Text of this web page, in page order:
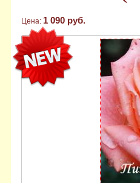
Цена: 1 090 руб.